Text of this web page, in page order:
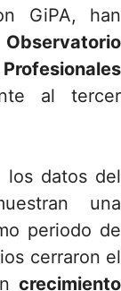
GiPA, han
Observatorio
al tercer
los datos del
una
periodo de
cerraron el
crecimiento